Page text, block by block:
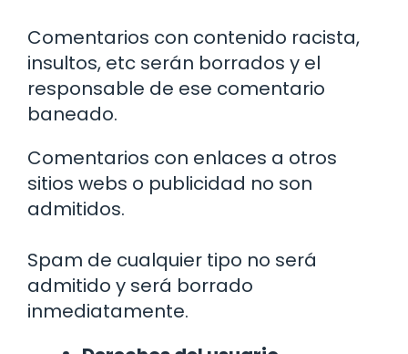
Comentarios con contenido racista,
insultos, etc serán borrados y el
responsable de ese comentario
baneado.
Comentarios con enlaces a otros
sitios webs o publicidad no son
admitidos.
Spam de cualquier tipo no será
admitido y será borrado
inmediatamente.